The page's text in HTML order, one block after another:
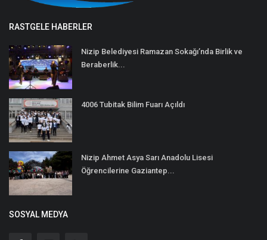
RASTGELE HABERLER
Nizip Belediyesi Ramazan Sokağı’nda Birlik ve
Beraberlik...
4006 Tubitak Bilim Fuarı Açıldı
Nizip Ahmet Asya Sarı Anadolu Lisesi
Öğrencilerine Gaziantep...
SOSYAL MEDYA